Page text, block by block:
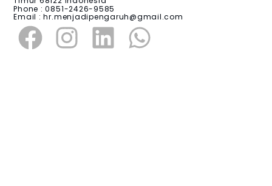
Phone : 0851-2426-9585
Email :hr.menjadipengaruh@gmail.com